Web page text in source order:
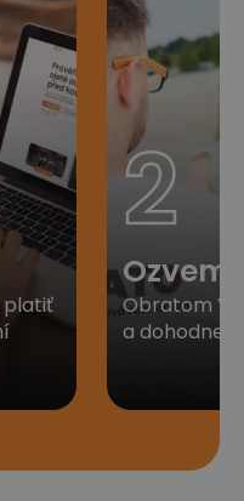
platiť
2
Obratom
a